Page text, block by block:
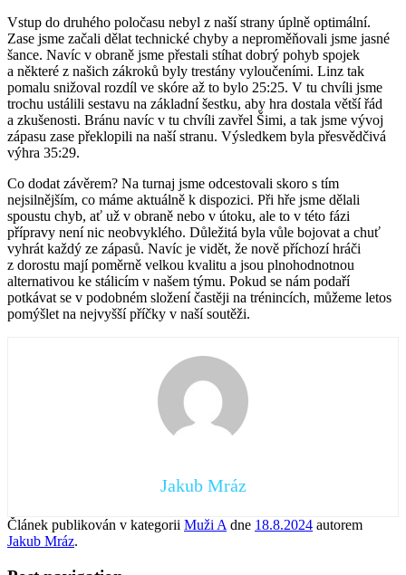
Vstup do druhého poločasu nebyl z naší strany úplně optimální.
Zase jsme začali dělat technické chyby a neproměňovali jsme jasné
šance. Navíc v obraně jsme přestali stíhat dobrý pohyb spojek
a některé z našich zákroků byly trestány vyloučeními. Linz tak
pomalu snižoval rozdíl ve skóre až to bylo 25:25. V tu chvíli jsme
trochu ustálili sestavu na základní šestku, aby hra dostala větší řád
a zkušenosti. Bránu navíc v tu chvíli zavřel Šimi, a tak jsme vývoj
zápasu zase překlopili na naší stranu. Výsledkem byla přesvědčivá
výhra 35:29.
Co dodat závěrem? Na turnaj jsme odcestovali skoro s tím
nejsilnějším, co máme aktuálně k dispozici. Při hře jsme dělali
spoustu chyb, ať už v obraně nebo v útoku, ale to v této fázi
přípravy není nic neobvyklého. Důležitá byla vůle bojovat a chuť
vyhrát každý ze zápasů. Navíc je vidět, že nově příchozí hráči
z dorostu mají poměrně velkou kvalitu a jsou plnohodnotnou
alternativou ke stálicím v našem týmu. Pokud se nám podaří
potkávat se v podobném složení častěji na trénincích, můžeme letos
pomýšlet na nejvyšší příčky v naší soutěži.
Jakub Mráz
Článek publikován v kategorii Muži A dne 18.8.2024 autorem
Jakub Mráz.